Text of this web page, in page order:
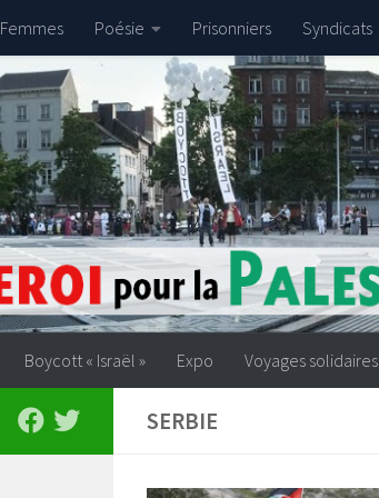
Femmes Poésie Prisonniers Syndicats
Boycott « Israël » Expo Voyages solidaires
SERBIE